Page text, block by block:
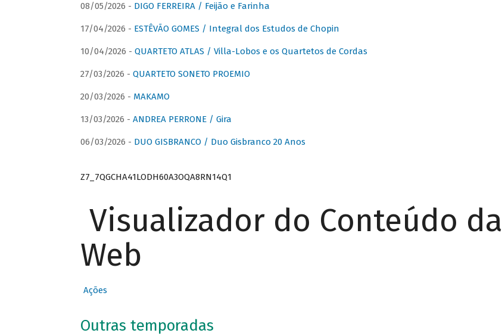
08/05/2026 - DIGO FERREIRA / Feijão e Farinha
17/04/2026 - ESTÊVÃO GOMES / Integral dos Estudos de Chopin
10/04/2026 - QUARTETO ATLAS / Villa-Lobos e os Quartetos de Cordas
27/03/2026 - QUARTETO SONETO PROEMIO
20/03/2026 - MAKAMO
13/03/2026 - ANDREA PERRONE / Gira
06/03/2026 - DUO GISBRANCO / Duo Gisbranco 20 Anos
Z7_7QGCHA41LODH60A3OQA8RN14Q1
Visualizador do Conteúdo da
Web
Ações
Outras temporadas